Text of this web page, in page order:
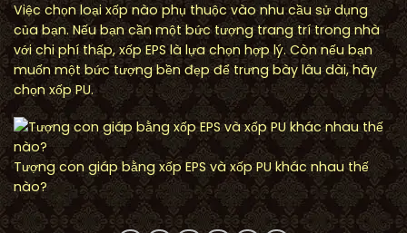
Việc chọn loại xốp nào phụ thuộc vào nhu cầu sử dụng
của bạn. Nếu bạn cần một bức tượng trang trí trong nhà
với chi phí thấp, xốp EPS là lựa chọn hợp lý. Còn nếu bạn
muốn một bức tượng bền đẹp để trưng bày lâu dài, hãy
chọn xốp PU.
Tượng con giáp bằng xốp EPS và xốp PU khác nhau thế
nào?